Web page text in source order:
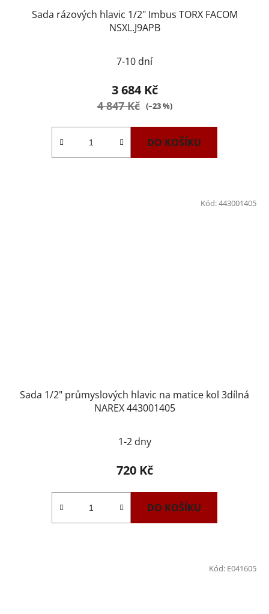
Sada rázových hlavic 1/2" Imbus TORX FACOM
NSXL.J9APB
7-10 dní
3 684 Kč
4 847 Kč (–23 %)
DO KOŠÍKU
Sada 1/2" průmyslových hlavic na matice kol 3dílná
NAREX 443001405
1-2 dny
720 Kč
DO KOŠÍKU
Kód:443001405
Kód: E041605